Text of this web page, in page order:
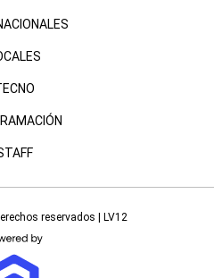
reservados | LV12